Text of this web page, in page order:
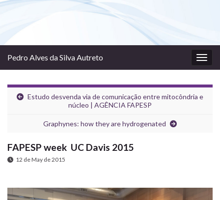
Pedro Alves da Silva Autreto
Estudo desvenda via de comunicação entre mitocôndria e
núcleo | AGÊNCIA FAPESP
Graphynes: how they are hydrogenated
FAPESP week UC Davis 2015
12 de May de 2015